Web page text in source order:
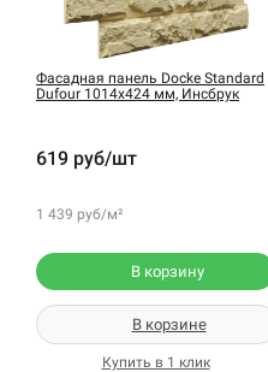
Фасадная панель Docke Standard
Dufour 1014х424 мм, Инсбрук
619 руб/шт
1 439 руб/м²
В корзину
В корзине
Купить в 1 клик